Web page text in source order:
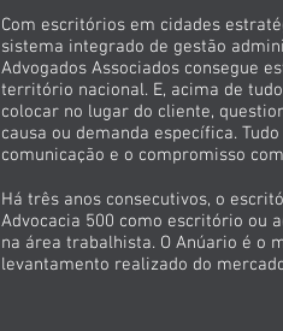
Com escritórios em cidades
sistema integrado de gestão
Advogados Associados consegue
território nacional. E, acima de
colocar no lugar do cliente,
causa ou demanda específica.
comunicação e o compromisso
Há três anos consecutivos, o
Advocacia 500 como escritório ou
na área trabalhista. O Anúario é o
levantamento realizado do